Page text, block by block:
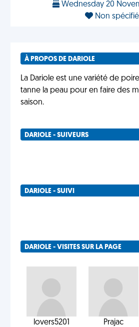
Wednesday 20
Non spécifié
À PROPOS DE DARIOLE
La Dariole est une variété de
tanne la peau pour en faire des
saison.
DARIOLE - SUIVEURS
DARIOLE - SUIVI
DARIOLE - VISITES SUR LA PAGE
lovers5201 Prajac